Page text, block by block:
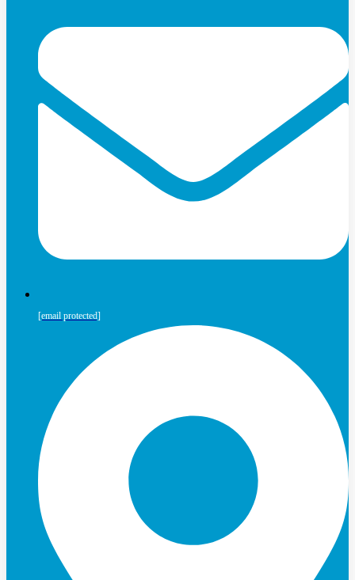
[email protected]